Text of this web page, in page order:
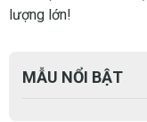
lượng lớn!
MẪU NỔI BẬT